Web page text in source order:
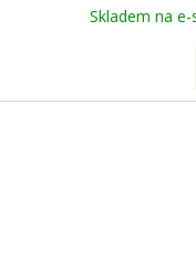
Skladem na